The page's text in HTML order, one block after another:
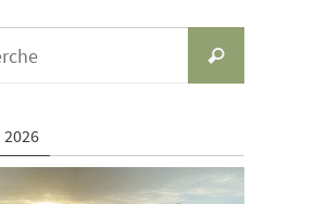
Recherche
2026